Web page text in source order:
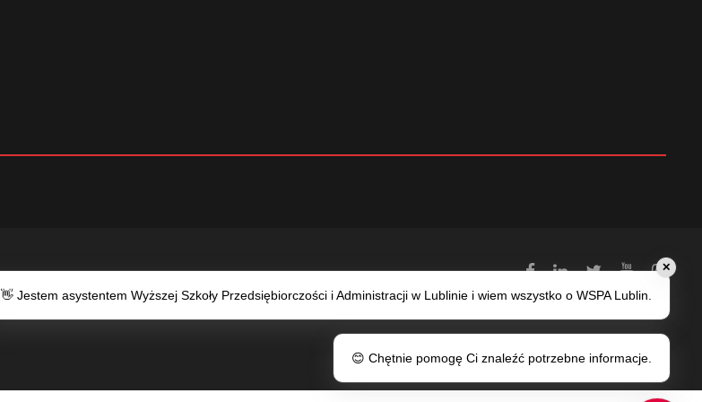
✕
👋 Jestem asystentem Wyższej Szkoły Przedsiębiorczości i Administracji w Lublinie i wiem wszystko o WSPA Lublin.
😊 Chętnie pomogę Ci znaleźć potrzebne informacje.